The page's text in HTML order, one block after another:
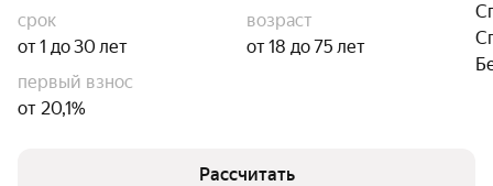
срок
от 1 до 30 лет
возраст
от 18 до 75 лет
первый взнос
от 20,1%
Рассчитать